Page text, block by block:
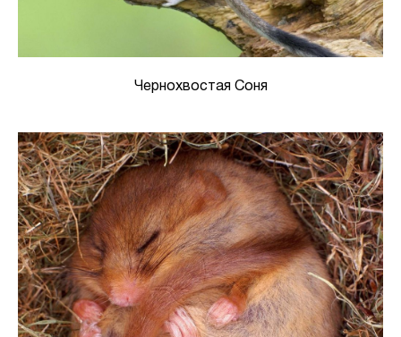
Чернохвостая Соня